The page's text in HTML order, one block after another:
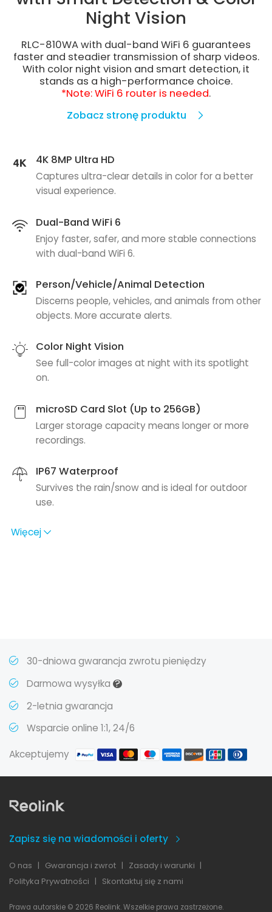
Night Vision
RLC-810WA with dual-band WiFi 6 guarantees
faster and steadier transmission of sharp videos.
With color night vision and smart detection, it
stands as a high-performance choice.
*Note: WiFi 6 router is needed.
Zobacz stronę produktu
4K 8MP Ultra HD
Captures ultra-clear details in color for a better
visual experience.
Dual-Band WiFi 6
Enjoy faster, safer, and more stable connections
with dual-band WiFi 6.
Person/Vehicle/Animal Detection
Discerns people, vehicles, and animals from other
objects. More accurate alerts.
Color Night Vision
See full-color images at night with its spotlight
on.
microSD Card Slot (Up to 256GB)
Larger storage capacity means longer or more
recordings.
IP67 Waterproof
Survives the rain/snow and is ideal for outdoor
use.
Więcej
30-dniowa gwarancja zwrotu pieniędzy
Darmowa wysyłka ?
2-letnia gwarancja
Wsparcie online 1:1, 24/6
Akceptujemy
Zapisz się na wiadomości i oferty
O nas | Gwarancja i zwrot | Zasady i warunki |
Polityka Prywatności | Skontaktuj się z nami
Prawa autorskie © 2026 Reolink. Wszelkie prawa zastrzeżone.